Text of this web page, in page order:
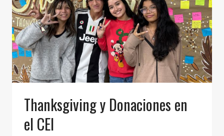
Thanksgiving y Donaciones en
el CEI